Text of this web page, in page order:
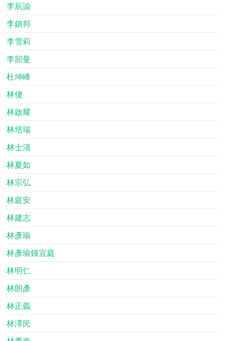
李辰諭
李鎮邦
李雪莉
李韶曼
杜坤峰
林倢
林啟耀
林培瑞
林士清
林夏如
林宗弘
林庭安
林建志
林彥瑜
林彥瑜鍾宜庭
林明仁
林朗彥
林正義
林澤民